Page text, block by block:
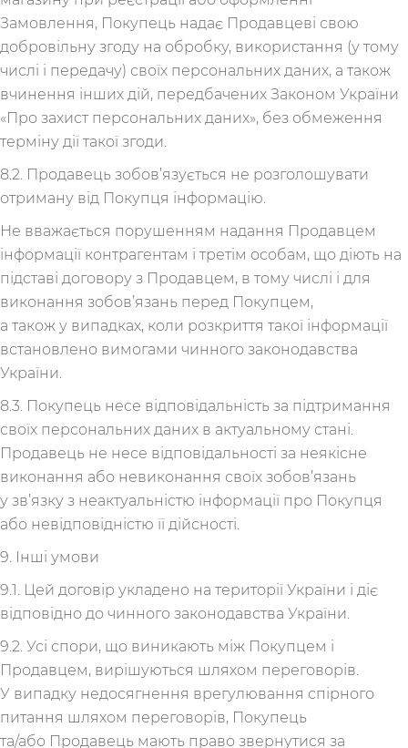
Замовлення, Покупець надає Продавцеві свою
добровільну згоду на обробку, використання (у тому
числі і передачу) своїх персональних даних, а також
вчинення інших дій, передбачених Законом України
«Про захист персональних даних», без обмеження
терміну дії такої згоди.
8.2. Продавець зобов’язується не розголошувати
отриману від Покупця інформацію.
Не вважається порушенням надання Продавцем
інформації контрагентам і третім особам, що діють на
підставі договору з Продавцем, в тому числі і для
виконання зобов’язань перед Покупцем,
а також у випадках, коли розкриття такої інформації
встановлено вимогами чинного законодавства
України.
8.3. Покупець несе відповідальність за підтримання
своїх персональних даних в актуальному стані.
Продавець не несе відповідальності за неякісне
виконання або невиконання своїх зобов’язань
у зв’язку з неактуальністю інформації про Покупця
або невідповідністю її дійсності.
9. Інші умови
9.1. Цей договір укладено на території України і діє
відповідно до чинного законодавства України.
9.2. Усі спори, що виникають між Покупцем і
Продавцем, вирішуються шляхом переговорів.
У випадку недосягнення врегулювання спірного
питання шляхом переговорів, Покупець
та/або Продавець мають право звернутися за